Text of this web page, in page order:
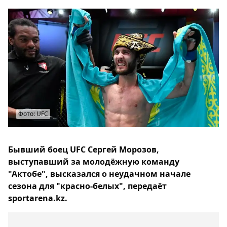
Фото: UFC
Бывший боец UFC Сергей Морозов,
выступавший за молодёжную команду
"Актобе", высказался о неудачном начале
сезона для "красно-белых", передаёт
sportarena.kz.